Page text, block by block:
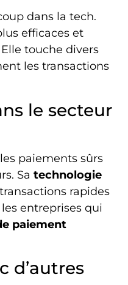
dans la tech.
efficaces et
touche divers
les transactions
le secteur
paiements sûrs
Sa technologie
rapides
entreprises qui
paiement
d’autres